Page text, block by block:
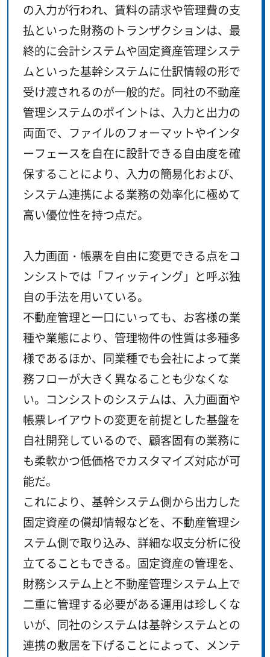
の入力が行われ、賃料の請求や管理費の支
払といった財務のトランザクションは、最
終的に会計システムや固定資産管理システ
ムといった基幹システムに仕訳情報の形で
受け渡されるのが一般的だ。同社の不動産
管理システムのポイントは、入力と出力の
両面で、ファイルのフォーマットやインタ
ーフェースを自在に設計できる自由度を確
保することにより、入力の簡易化および、
システム連携による業務の効率化に極めて
高い優位性を持つ点だ。
入力画面・帳票を自由に変更できる点をコ
ンシストでは「フィッティング」と呼ぶ独
自の手法を用いている。
不動産管理と一口にいっても、お客様の業
種や業態により、管理物件の性質は多種多
様であるほか、同業種でも会社によって業
務フローが大きく異なることも少なくな
い。コンシストのシステムは、入力画面や
帳票レイアウトの変更を前提とした基盤を
自社開発しているので、顧客固有の業務に
も柔軟かつ低価格でカスタマイズ対応が可
能だ。
これにより、基幹システム側から出力した
固定資産の償却情報などを、不動産管理シ
ステム側で取り込み、詳細な収支分析に役
立てることもできる。固定資産の管理を、
財務システム上と不動産管理システム上で
二重に管理する必要がある運用は珍しくな
いが、同社のシステムは基幹システムとの
連携の敷居を下げることによって、メンテ